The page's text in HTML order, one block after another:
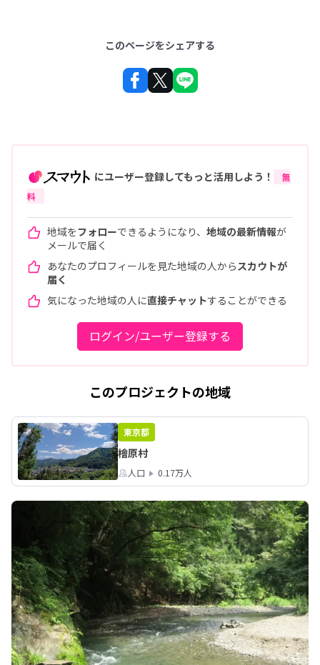
このページをシェアする
にユーザー登録してもっと活用しよう！
無
料
地域をフォローできるようになり、 地域の最新情報が
メールで届く
あなたのプロフィールを見た地域の人から スカウトが
届く
気になった地域の人に直接チャットすることができる
ログイン/ユーザー登録する
このプロジェクトの地域
東京都
檜原村
人口 0.17万人